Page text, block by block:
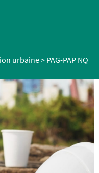
urbaine> PAG-PAP NQ